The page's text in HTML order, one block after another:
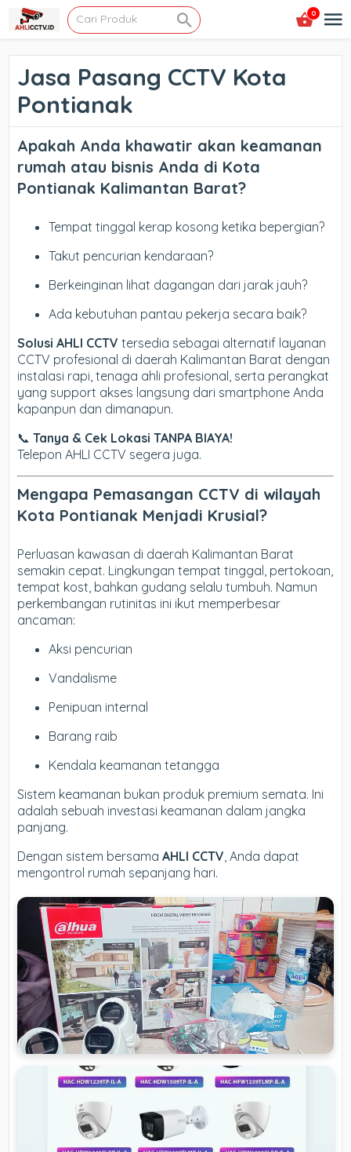
0
Jasa Pasang CCTV Kota
Pontianak
Apakah Anda khawatir akan keamanan
rumah atau bisnis Anda di Kota
Pontianak Kalimantan Barat?
Tempat tinggal kerap kosong ketika bepergian?
Takut pencurian kendaraan?
Berkeinginan lihat dagangan dari jarak jauh?
Ada kebutuhan pantau pekerja secara baik?
Solusi AHLI CCTV tersedia sebagai alternatif layanan
CCTV profesional di daerah Kalimantan Barat dengan
instalasi rapi, tenaga ahli profesional, serta perangkat
yang support akses langsung dari smartphone Anda
kapanpun dan dimanapun.
📞Tanya & Cek Lokasi TANPA BIAYA!
Telepon AHLI CCTV segera juga.
Mengapa Pemasangan CCTV di wilayah
Kota Pontianak Menjadi Krusial?
Perluasan kawasan di daerah Kalimantan Barat
semakin cepat. Lingkungan tempat tinggal, pertokoan,
tempat kost, bahkan gudang selalu tumbuh. Namun
perkembangan rutinitas ini ikut memperbesar
ancaman:
Aksi pencurian
Vandalisme
Penipuan internal
Barang raib
Kendala keamanan tetangga
Sistem keamanan bukan produk premium semata. Ini
adalah sebuah investasi keamanan dalam jangka
panjang.
Dengan sistem bersamaAHLI CCTV, Anda dapat
mengontrol rumah sepanjang hari.